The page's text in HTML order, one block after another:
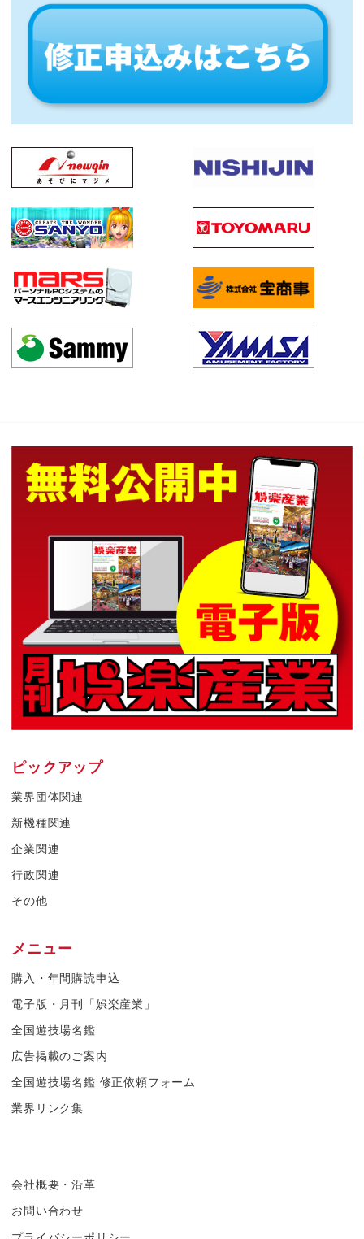
ピックアップ
業界団体関連
新機種関連
企業関連
行政関連
その他
メニュー
購入・年間購読申込
電子版・月刊「娯楽産業」
全国遊技場名鑑
広告掲載のご案内
全国遊技場名鑑 修正依頼フォーム
業界リンク集
会社概要・沿革
お問い合わせ